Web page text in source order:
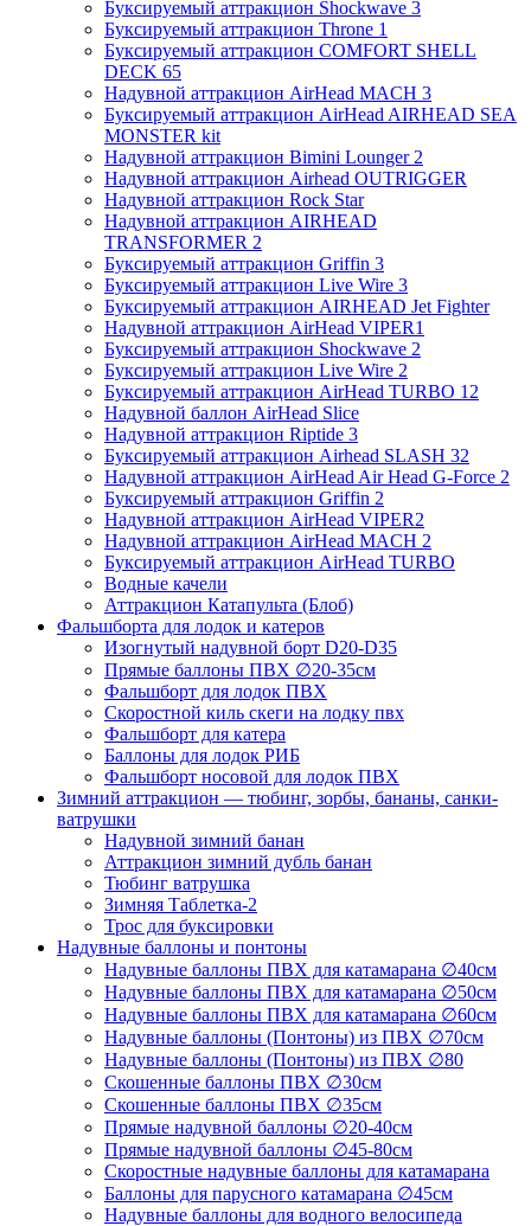
Буксируемый аттракцион Shockwave 3
Буксируемый аттракцион Throne 1
Буксируемый аттракцион COMFORT SHELL
DECK 65
Надувной аттракцион AirHead MACH 3
Буксируемый аттракцион AirHead AIRHEAD SEA
MONSTER kit
Надувной аттракцион Bimini Lounger 2
Надувной аттракцион Airhead OUTRIGGER
Надувной аттракцион Rock Star
Надувной аттракцион AIRHEAD
TRANSFORMER 2
Буксируемый аттракцион Griffin 3
Буксируемый аттракцион Live Wire 3
Буксируемый аттракцион AIRHEAD Jet Fighter
Надувной аттракцион AirHead VIPER1
Буксируемый аттракцион Shockwave 2
Буксируемый аттракцион Live Wire 2
Буксируемый аттракцион AirHead TURBO 12
Надувной баллон AirHead Slice
Надувной аттракцион Riptide 3
Буксируемый аттракцион Airhead SLASH 32
Надувной аттракцион AirHead Air Head G-Force 2
Буксируемый аттракцион Griffin 2
Надувной аттракцион AirHead VIPER2
Надувной аттракцион AirHead MACH 2
Буксируемый аттракцион AirHead TURBO
Водные качели
Аттракцион Катапульта (Блоб)
Фальшборта для лодок и катеров
Изогнутый надувной борт D20-D35
Прямые баллоны ПВХ ∅20-35см
Фальшборт для лодок ПВХ
Скоростной киль скеги на лодку пвх
Фальшборт для катера
Баллоны для лодок РИБ
Фальшборт носовой для лодок ПВХ
Зимний аттракцион — тюбинг, зорбы, бананы, санки-
ватрушки
Надувной зимний банан
Аттракцион зимний дубль банан
Тюбинг ватрушка
Зимняя Таблетка-2
Трос для буксировки
Надувные баллоны и понтоны
Надувные баллоны ПВХ для катамарана ∅40см
Надувные баллоны ПВХ для катамарана ∅50см
Надувные баллоны ПВХ для катамарана ∅60см
Надувные баллоны (Понтоны) из ПВХ ∅70см
Надувные баллоны (Понтоны) из ПВХ ∅80
Скошенные баллоны ПВХ ∅30см
Скошенные баллоны ПВХ ∅35см
Прямые надувной баллоны ∅20-40см
Прямые надувной баллоны ∅45-80см
Скоростные надувные баллоны для катамарана
Баллоны для парусного катамарана ∅45см
Надувные баллоны для водного велосипеда